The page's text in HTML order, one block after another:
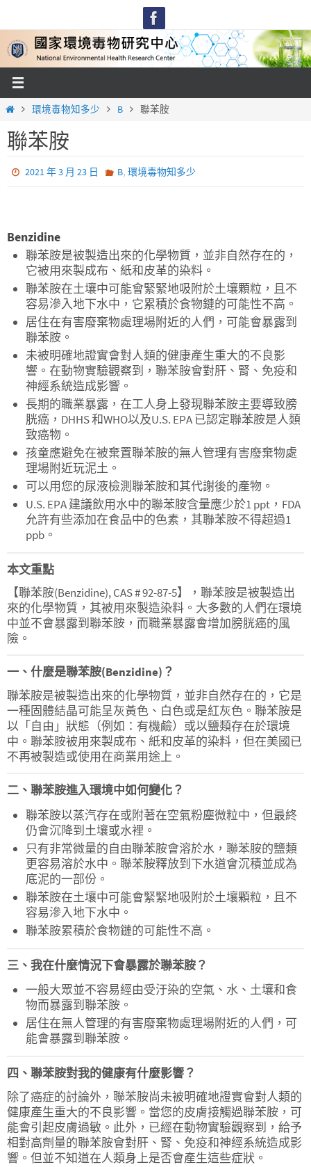
content
Home環境毒物知多少 B 聯苯胺
聯苯胺
2021 年 3 月 23 日 B, 環境毒物知多少
Benzidine
聯苯胺是被製造出來的化學物質，並非自然存在的，
它被用來製成布、紙和皮革的染料。
聯苯胺在土壤中可能會緊緊地吸附於土壤顆粒，且不
容易滲入地下水中，它累積於食物鏈的可能性不高。
居住在有害廢棄物處理場附近的人們，可能會暴露到
聯苯胺。
未被明確地證實會對人類的健康產生重大的不良影
響。在動物實驗觀察到，聯苯胺會對肝、腎、免疫和
神經系統造成影響。
長期的職業暴露，在工人身上發現聯苯胺主要導致膀
胱癌，DHHS 和WHO以及U.S. EPA 已認定聯苯胺是人類
致癌物。
孩童應避免在被棄置聯苯胺的無人管理有害廢棄物處
理場附近玩泥土。
可以用您的尿液檢測聯苯胺和其代謝後的產物。
U.S. EPA 建議飲用水中的聯苯胺含量應少於1 ppt，FDA
允許有些添加在食品中的色素，其聯苯胺不得超過1
ppb。
本文重點
【聯苯胺(Benzidine), CAS # 92-87-5】，聯苯胺是被製造出
來的化學物質，其被用來製造染料。大多數的人們在環境
中並不會暴露到聯苯胺，而職業暴露會增加膀胱癌的風
險。
一、什麼是聯苯胺(Benzidine)？
聯苯胺是被製造出來的化學物質，並非自然存在的，它是
一種固體結晶可能呈灰黃色、白色或是紅灰色。聯苯胺是
以「自由」狀態（例如：有機鹼）或以鹽類存在於環境
中。聯苯胺被用來製成布、紙和皮革的染料，但在美國已
不再被製造或使用在商業用途上。
二、聯苯胺進入環境中如何變化？
聯苯胺以蒸汽存在或附著在空氣粉塵微粒中，但最終
仍會沉降到土壤或水裡。
只有非常微量的自由聯苯胺會溶於水，聯苯胺的鹽類
更容易溶於水中。聯苯胺釋放到下水道會沉積並成為
底泥的一部份。
聯苯胺在土壤中可能會緊緊地吸附於土壤顆粒，且不
容易滲入地下水中。
聯苯胺累積於食物鏈的可能性不高。
三、我在什麼情況下會暴露於聯苯胺？
一般大眾並不容易經由受汙染的空氣、水、土壤和食
物而暴露到聯苯胺。
居住在無人管理的有害廢棄物處理場附近的人們，可
能會暴露到聯苯胺。
四、聯苯胺對我的健康有什麼影響？
除了癌症的討論外，聯苯胺尚未被明確地證實會對人類的
健康產生重大的不良影響。當您的皮膚接觸過聯苯胺，可
能會引起皮膚過敏。此外，已經在動物實驗觀察到，給予
相對高劑量的聯苯胺會對肝、腎、免疫和神經系統造成影
響。但並不知道在人類身上是否會產生這些症狀。